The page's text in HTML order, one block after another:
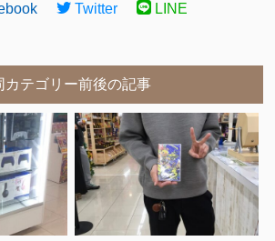
Twitter LINE
カテゴリー前後の記事